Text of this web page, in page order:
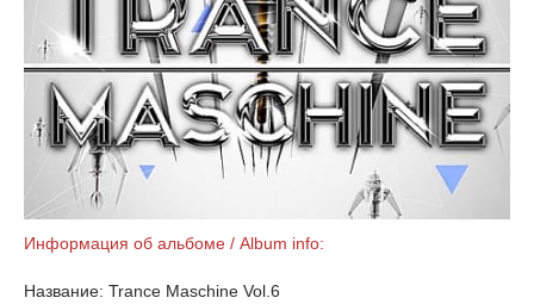
Информация об альбоме / Album info:
Название: Trance Maschine Vol.6